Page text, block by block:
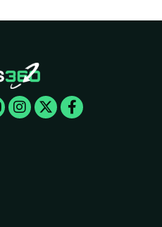
Facebook-
f
X-
twitter